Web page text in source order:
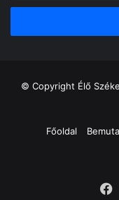
megadása
© Copyright Élő
Főoldal